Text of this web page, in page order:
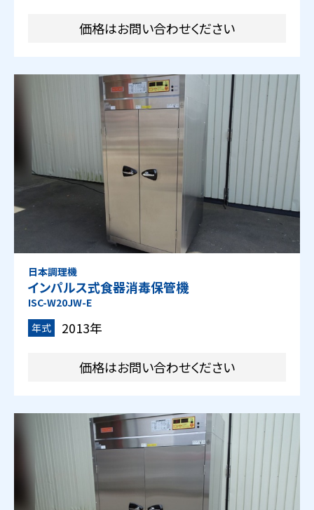
価格はお問い合わせください
日本調理機
インパルス式食器消毒保管機
ISC-W20JW-E
年式
2013年
価格はお問い合わせください